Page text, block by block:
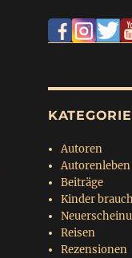
Autoren
Autorenleben
Beiträge
Kinder
Reisen
Rezensionen